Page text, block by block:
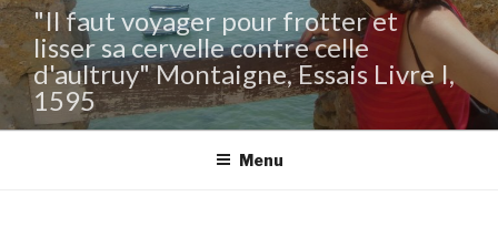
"Il faut voyager pour frotter et
lisser sa cervelle contre celle
d'aultruy" Montaigne, Essais Livre I,
1595
Menu